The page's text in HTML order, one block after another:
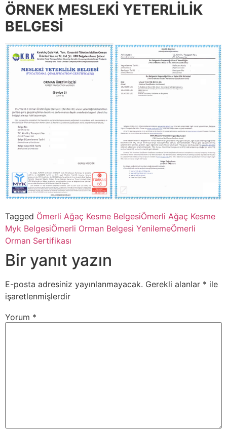
ÖRNEK MESLEKİ YETERLİLİK
BELGESİ
Tagged Ömerli Ağaç Kesme BelgesiÖmerli Ağaç Kesme
Myk BelgesiÖmerli Orman Belgesi YenilemeÖmerli
Orman Sertifikası
Bir yanıt yazın
E-posta adresiniz yayınlanmayacak. Gerekli alanlar * ile
işaretlenmişlerdir
Yorum *